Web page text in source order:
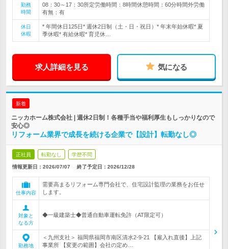
勤務
時間
08：30～17：30所定労働時間：8時間休憩時間：60分時間外労働
有無：有
休日
休暇
* 年間休日125日* 週休2日制（土・日・祝日）* 年末年始休暇* 夏
季休暇* 有給休暇* 育児休…
求人詳細を見る 気になる
新着
ニッカホーム株式会社 | 週休2日制！各種手当や福利厚生もしっかりなので
安心◎
リフォーム業界で成長を続ける企業で【設計】転勤なし◎
正社員 転勤なし 学歴不問
情報更新日：2026/07/07 終了予定日： 2026/12/28
仕事内容
需要高まるリフォーム専門会社で、住宅設計監理の業務をお任せ
します。
対象と
なる方
◆一級建築士◆普通自動車運転免許（AT限定可）
勤務地
＜九州支社＞ 福岡県福岡市南区清水2-9-21 【雇入れ直後】上記
事業所 【変更の範囲】会社の定め…